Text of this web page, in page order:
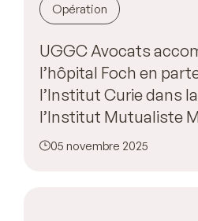
Opération
UGGC Avocats
l’hôpital Foch en
l’Institut Curie dans
l’Institut Mutualiste
05 novembre 2025